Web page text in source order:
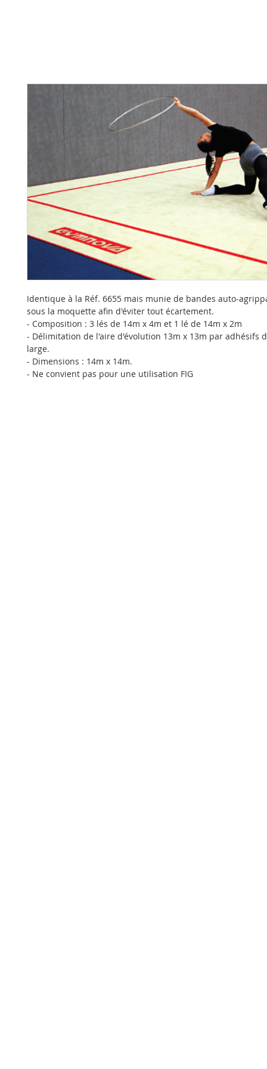
Identique à la Réf. 6655 mais munie de bandes auto-
sous la moquette afin d'éviter tout écartement.
- Composition : 3 lés de 14m x 4m et 1 lé de 14m x 2m
- Délimitation de l'aire d'évolution 13m x 13m par adhésifs
large.
- Dimensions : 14m x 14m.
- Ne convient pas pour une utilisation FIG